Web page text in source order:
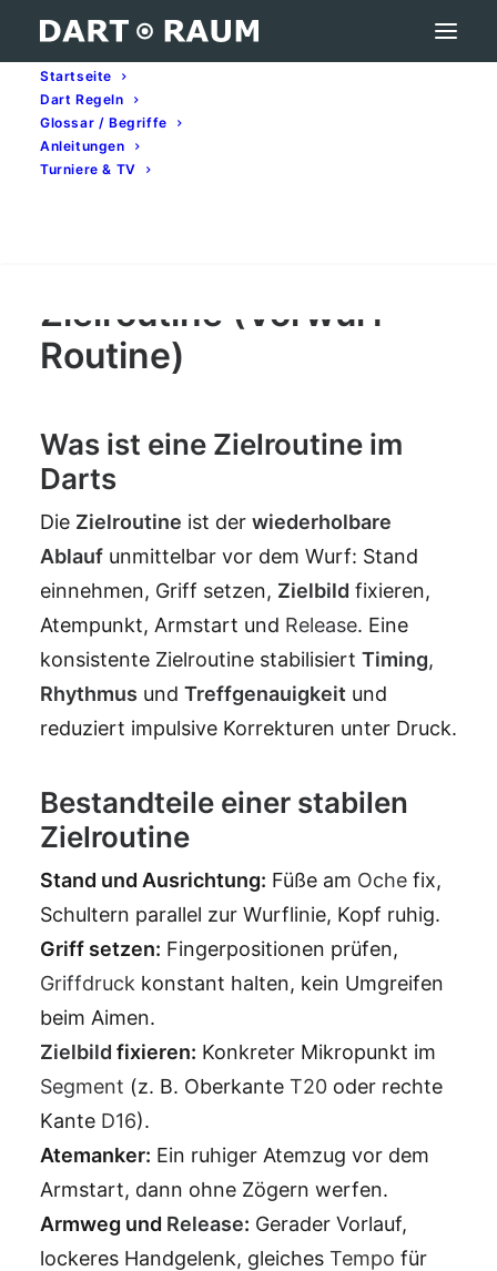
Startseite
Dart Regeln
Glossar / Begriffe
Anleitungen
Turniere & TV
Zielroutine (Vorwurf Routine) – Darts-Begriff
Home
Darts-Glossar (A–Z): Begriffe & Bedeutung
Zielroutine (Vorwurf
Routine)
Was ist eine Zielroutine im
Darts
Die Zielroutine ist der wiederholbare
Ablauf unmittelbar vor dem Wurf: Stand
einnehmen, Griff setzen, Zielbild fixieren,
Atempunkt, Armstart und Release. Eine
konsistente Zielroutine stabilisiert Timing,
Rhythmus und Treffgenauigkeit und
reduziert impulsive Korrekturen unter Druck.
Bestandteile einer stabilen
Zielroutine
Stand und Ausrichtung: Füße am Oche fix,
Schultern parallel zur Wurflinie, Kopf ruhig.
Griff setzen: Fingerpositionen prüfen,
Griffdruck konstant halten, kein Umgreifen
beim Aimen.
Zielbild fixieren: Konkreter Mikropunkt im
Segment (z. B. Oberkante T20 oder rechte
Kante D16).
Atemanker: Ein ruhiger Atemzug vor dem
Armstart, dann ohne Zögern werfen.
Armweg und Release: Gerader Vorlauf,
lockeres Handgelenk, gleiches Tempo für